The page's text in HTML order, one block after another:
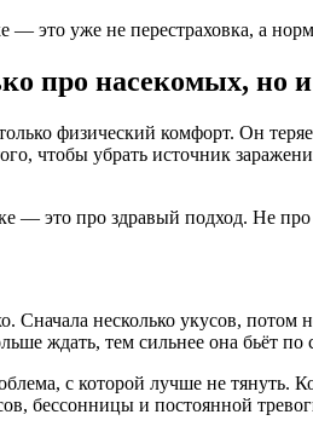
— это уже не перестраховка, а
про насекомых, но
физический комфорт. Он
чтобы убрать источник
— это про здравый подход. Не
Сначала несколько укусов,
ждать, тем сильнее она бьёт
с которой лучше не тянуть.
бессонницы и постоянной